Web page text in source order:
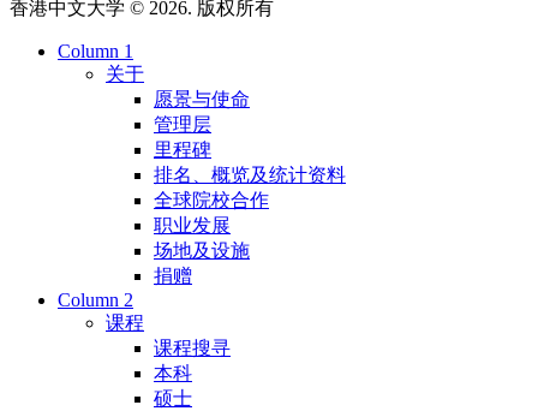
香港中文大学 © 2026. 版权所有
Column 1
关于
愿景与使命
管理层
里程碑
排名、概览及统计资料
全球院校合作
职业发展
场地及设施
捐赠
Column 2
课程
课程搜寻
本科
硕士